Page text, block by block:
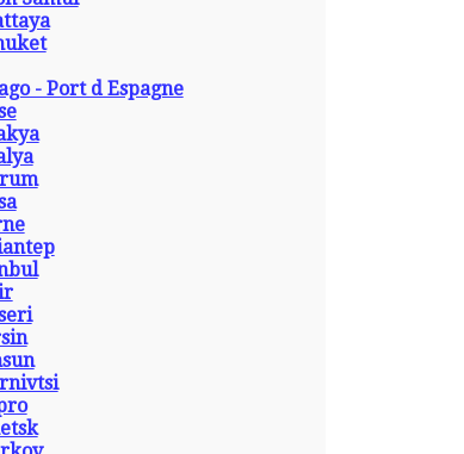
- Port d Espagne